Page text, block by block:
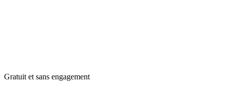
Gratuit et sans engagement